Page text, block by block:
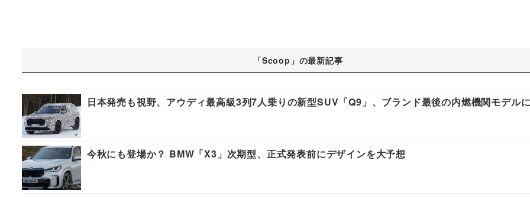
「Scoop」の最新記事
日本発売も視野、アウディ最高級3列7人乗りの新型SUV「Q9」、ブランド最後の内燃機関モデル
今秋にも登場か？ BMW「X3」次期型、正式発表前にデザインを大予想